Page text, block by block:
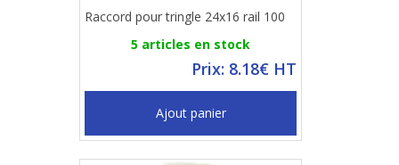
Raccord pour tringle 24x16 rail 100
5 articles en stock
Prix: 8.18€ HT
Ajout panier